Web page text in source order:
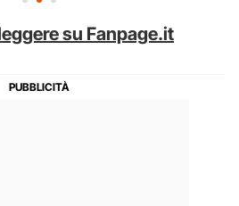
su Fanpage.it